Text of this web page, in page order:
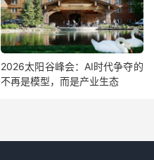
2026太阳谷峰会：AI时代争夺的
不再是模型，而是产业生态